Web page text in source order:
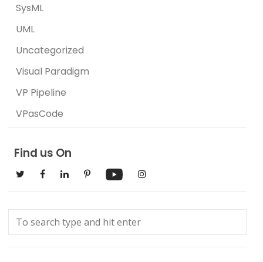
SysML
UML
Uncategorized
Visual Paradigm
VP Pipeline
VPasCode
Find us On